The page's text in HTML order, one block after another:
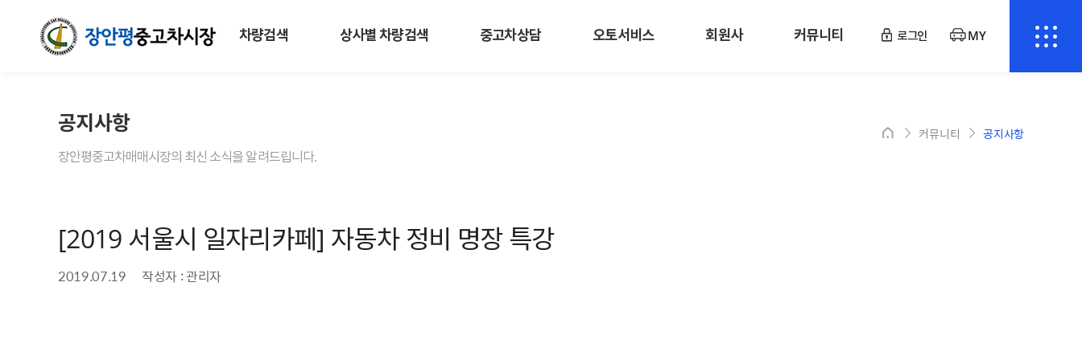
차량검색 상사별 차량검색 중고차상담 오토서비스 회원사 커뮤니티 로그인 MY
공지사항
장안평중고차매매시장의 최신 소식을 알려드립니다.
커뮤니티 공지사항
[2019 서울시 일자리카페] 자동차 정비 명장 특강
2019.07.19 작성자 : 관리자